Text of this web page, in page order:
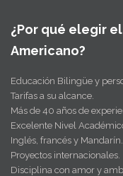
¿Por qué elegir
Americano?
Educación Bilingüe y
Tarifas a su alcance.
Más de 40 años de
Excelente Nivel
Inglés, francés y Mandarín.
Proyectos internacionales.
Disciplina con amor y